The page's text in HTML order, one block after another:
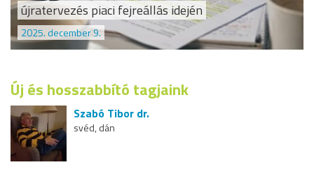
újratervezés piaci fejreállás idején
2025. december 9.
Új és hosszabbító tagjaink
Szabó Tibor dr.
svéd, dán